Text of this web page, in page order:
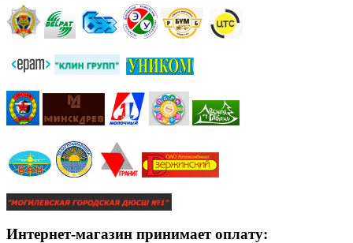
Интернет-магазин принимает оплату: